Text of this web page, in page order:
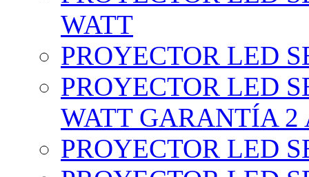
WATT
PROYECTOR LED
PROYECTOR LED
WATT GARANTÍA 2
PROYECTOR LED